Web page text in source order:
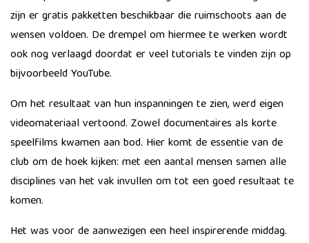
zijn er gratis pakketten beschikbaar die ruimschoots aan de
wensen voldoen. De drempel om hiermee te werken wordt
ook nog verlaagd doordat er veel tutorials te vinden zijn op
bijvoorbeeld YouTube.
Om het resultaat van hun inspanningen te zien, werd eigen
videomateriaal vertoond. Zowel documentaires als korte
speelfilms kwamen aan bod. Hier komt de essentie van de
club om de hoek kijken: met een aantal mensen samen alle
disciplines van het vak invullen om tot een goed resultaat te
komen.
​Het was voor de aanwezigen een heel inspirerende middag.